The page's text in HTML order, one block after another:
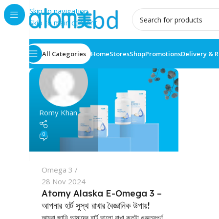
Skip to navigation
Skip to main content
All Categories HomeStoresShopPromotionsDelivery &
Romy Khan
0
Omega 3
28 Nov 2024
Atomy Alaska E-Omega 3 –
আপনার হার্ট সুস্থ রাখার বৈজ্ঞানিক উপায়!